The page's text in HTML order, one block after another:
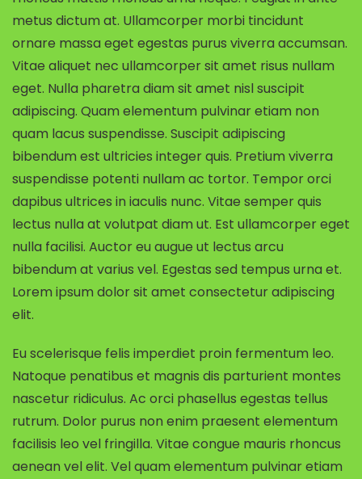
metus dictum at. Ullamcorper morbi tincidunt
ornare massa eget egestas purus viverra accumsan.
Vitae aliquet nec ullamcorper sit amet risus nullam
eget. Nulla pharetra diam sit amet nisl suscipit
adipiscing. Quam elementum pulvinar etiam non
quam lacus suspendisse. Suscipit adipiscing
bibendum est ultricies integer quis. Pretium viverra
suspendisse potenti nullam ac tortor. Tempor orci
dapibus ultrices in iaculis nunc. Vitae semper quis
lectus nulla at volutpat diam ut. Est ullamcorper eget
nulla facilisi. Auctor eu augue ut lectus arcu
bibendum at varius vel. Egestas sed tempus urna et.
Lorem ipsum dolor sit amet consectetur adipiscing
elit.
Eu scelerisque felis imperdiet proin fermentum leo.
Natoque penatibus et magnis dis parturient montes
nascetur ridiculus. Ac orci phasellus egestas tellus
rutrum. Dolor purus non enim praesent elementum
facilisis leo vel fringilla. Vitae congue mauris rhoncus
aenean vel elit. Vel quam elementum pulvinar etiam